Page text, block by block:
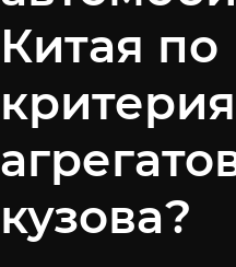
Китая по
кузова?